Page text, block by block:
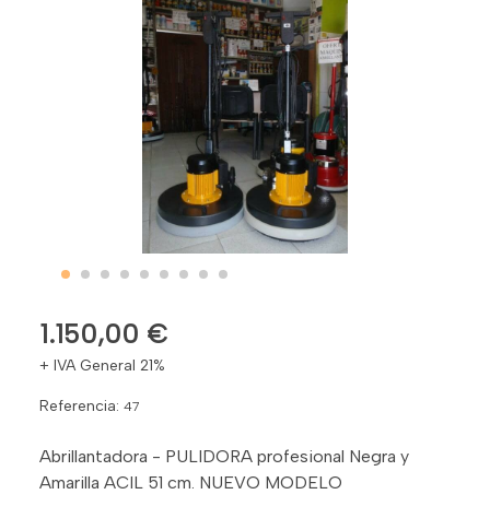
1.150,00 €
+ IVA General 21%
Referencia: 47
Abrillantadora - PULIDORA profesional Negra y
Amarilla ACIL 51 cm. NUEVO MODELO